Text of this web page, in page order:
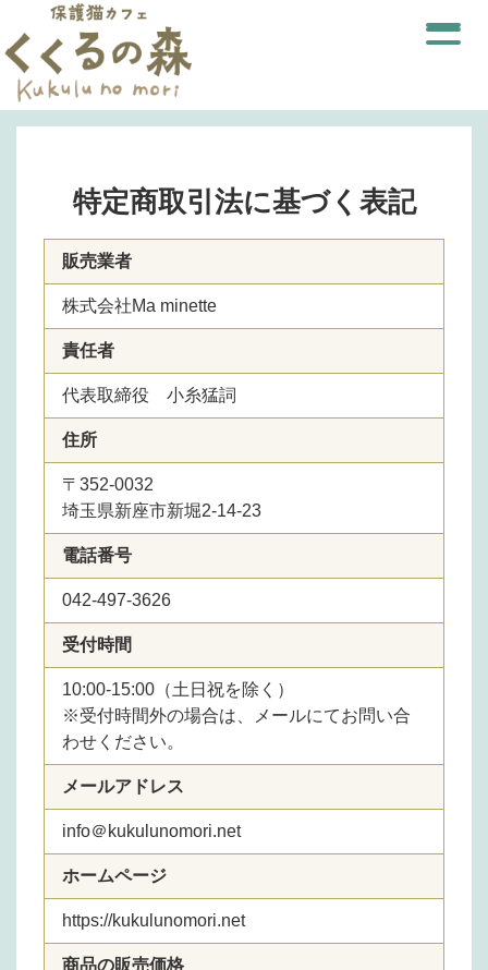
特定商取引法に基づく表記
販売業者
株式会社Ma minette
責任者
代表取締役 小糸猛詞
住所
〒352-0032
埼玉県新座市新堀2-14-23
電話番号
042-497-3626
受付時間
10:00-15:00（土日祝を除く）
※受付時間外の場合は、メールにてお問い合
わせください。
メールアドレス
info＠kukulunomori.net
ホームページ
https://kukulunomori.net
商品の販売価格